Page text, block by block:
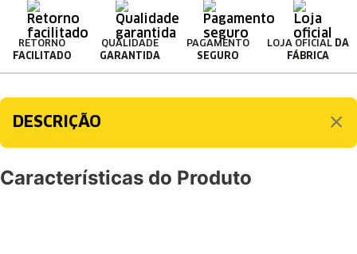
RETORNO
FACILITADO
QUALIDADE
GARANTIDA
PAGAMENTO
SEGURO
LOJA OFICIAL DA
FÁBRICA
DESCRIÇÃO
Características do Produto